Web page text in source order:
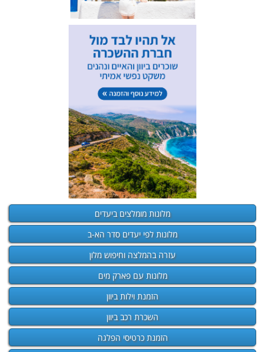
מלונות מומלצים ביעדים
מלונות לפי יעדים סדר הא-ב
עזרה בהמלצה וחיפוש מלון
מלונות עם פארק מים
הזמנת וילות ביוון
השכרת רכב ביוון
הזמנת כרטיסי הפלגה